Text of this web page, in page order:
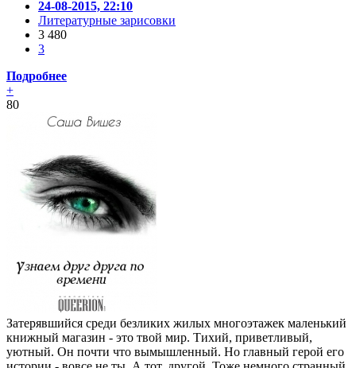
24-08-2015, 22:10
Литературные зарисовки
3 480
3
Подробнее
+
80
Затерявшийся среди безликих жилых многоэтажек маленький
книжный магазин - это твой мир. Тихий, приветливый,
уютный. Он почти что вымышленный. Но главный герой его